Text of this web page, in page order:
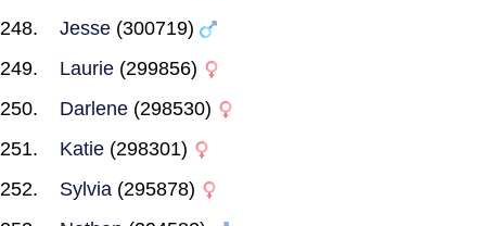
Jesse (300719)
Laurie (299856)
Darlene (298530)
Katie (298301)
Sylvia (295878)